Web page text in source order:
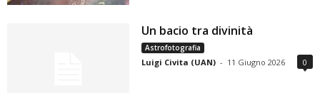
Un bacio tra divinità
Astrofotografia
Luigi Civita (UAN) - 11 Giugno 2026 0